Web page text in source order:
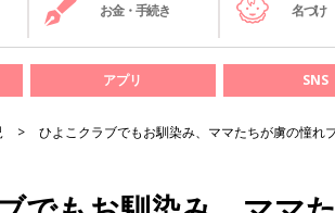
お金・手続き 名づけ
アプリ SNS
ひよこクラブでもお馴染み、ママたちが虜の憧れ